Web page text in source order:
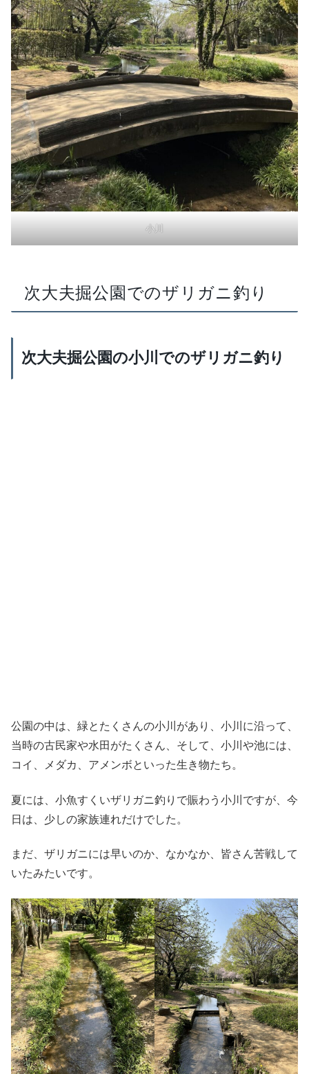
小川
次大夫掘公園でのザリガニ釣り
次大夫掘公園の小川でのザリガニ釣り
公園の中は、緑とたくさんの小川があり、小川に沿って、
当時の古民家や水田がたくさん、そして、小川や池には、
コイ、メダカ、アメンボといった生き物たち。
夏には、小魚すくいザリガニ釣りで賑わう小川ですが、今
日は、少しの家族連れだけでした。
まだ、ザリガニには早いのか、なかなか、皆さん苦戦して
いたみたいです。